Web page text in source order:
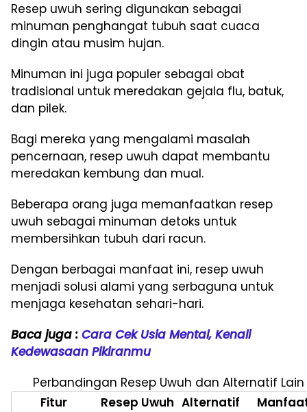
Resep uwuh sering digunakan sebagai
minuman penghangat tubuh saat cuaca
dingin atau musim hujan.
Minuman ini juga populer sebagai obat
tradisional untuk meredakan gejala flu, batuk,
dan pilek.
Bagi mereka yang mengalami masalah
pencernaan, resep uwuh dapat membantu
meredakan kembung dan mual.
Beberapa orang juga memanfaatkan resep
uwuh sebagai minuman detoks untuk
membersihkan tubuh dari racun.
Dengan berbagai manfaat ini, resep uwuh
menjadi solusi alami yang serbaguna untuk
menjaga kesehatan sehari-hari.
Baca juga : Cara Cek Usia Mental, Kenali
Kedewasaan Pikiranmu
Perbandingan Resep Uwuh dan Alternatif Lain
Fitur
Resep Uwuh Alternatif